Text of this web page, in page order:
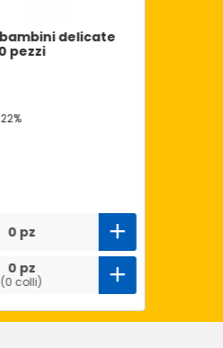
delicate
pezzi
0 pz
0 pz
(0 colli)